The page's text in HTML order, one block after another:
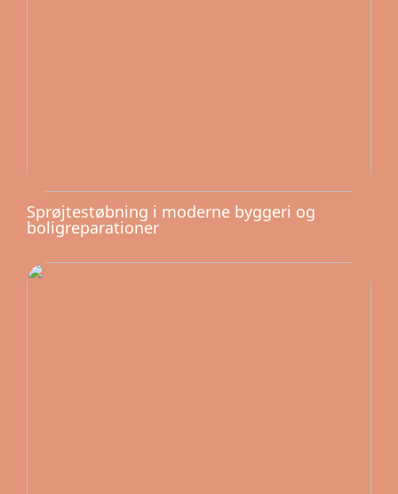
Sprøjtestøbning i moderne byggeri og
boligreparationer